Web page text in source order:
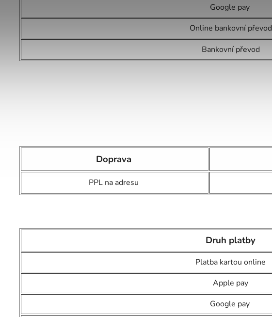
Google pay
Online bankovní převod
Bankovní převod
Doprava
PPL na adresu
Druh platby
Platba kartou online
Apple pay
Google pay